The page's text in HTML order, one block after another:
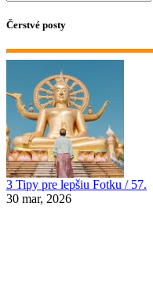
Čerstvé posty
3 Tipy pre lepšiu Fotku / 57.
30 mar, 2026